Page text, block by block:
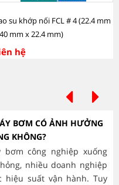
su khớp nối FCL # 4 (22.4 mm
mm x 22.4 mm)
hệ
BƠM CÓ ẢNH HƯỞNG
KHÔNG?
bơm công nghiệp xuống
nhiều doanh nghiệp
hiệu suất vận hành. Tuy